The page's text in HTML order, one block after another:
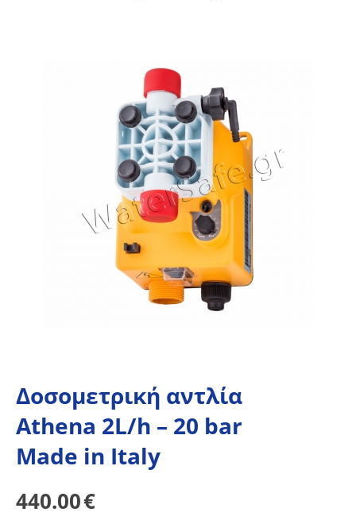
Δοσομετρική αντλία
Athena 2L/h – 20 bar
Made in Italy
440.00€